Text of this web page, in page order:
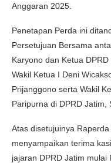
Anggaran 2025.
Penetapan Perda ini
Persetujuan Bersama
Karyono dan Ketua
Wakil Ketua I Deni
Prijanggono serta Wakil
Paripurna di DPRD Jatim,
Atas disetujuinya
menyampaikan terima
jajaran DPRD Jatim mulai